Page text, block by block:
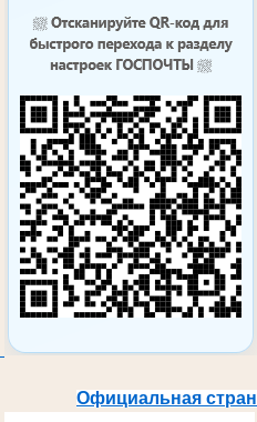
Официальная